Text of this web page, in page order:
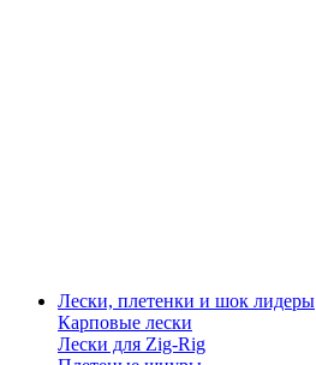
Лески, плетенки и шок лидеры
Карповые лески
Лески для Zig-Rig